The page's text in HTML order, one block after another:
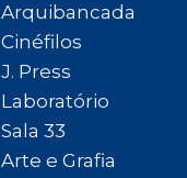
Arquibancada
Cinéfilos
J. Press
Laboratório
Sala 33
Arte e Grafia